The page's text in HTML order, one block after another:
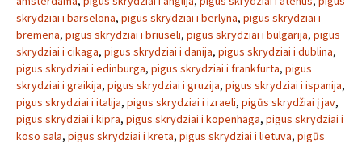
skrydziai i barselona, pigus skrydziai i berlyna, pigus skrydziai i
bremena, pigus skrydziai i briuseli, pigus skrydziai i bulgarija, pigus
skrydziai i cikaga, pigus skrydziai i danija, pigus skrydziai i dublina,
pigus skrydziai i edinburga, pigus skrydziai i frankfurta, pigus
skrydziai i graikija, pigus skrydziai i gruzija, pigus skrydziai i ispanija,
pigus skrydziai i italija, pigus skrydziai i izraeli, pigūs skrydžiai į jav,
pigus skrydziai i kipra, pigus skrydziai i kopenhaga, pigus skrydziai i
koso sala, pigus skrydziai i kreta, pigus skrydziai i lietuva, pigūs